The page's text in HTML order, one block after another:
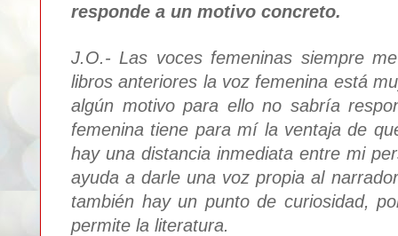
responde a un motivo concreto.
J.O.- Las voces femeninas siempre
libros anteriores la voz femenina está
algún motivo para ello no sabría
femenina tiene para mí la ventaja de
hay una distancia inmediata entre mi
ayuda a darle una vozpropia al
también hay un punto de curiosidad,
permite la literatura.